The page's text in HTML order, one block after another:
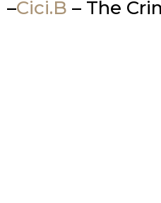
–Cici.B – The